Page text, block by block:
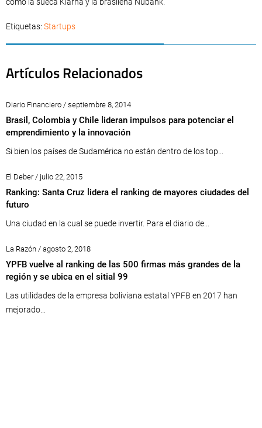
Etiquetas: Startups
Artículos Relacionados
Diario Financiero / septiembre 8, 2014
Brasil, Colombia y Chile lideran impulsos para potenciar el
emprendimiento y la innovación
Si bien los países de Sudamérica no están dentro de los top...
El Deber / julio 22, 2015
Ranking: Santa Cruz lidera el ranking de mayores ciudades del
futuro
Una ciudad en la cual se puede invertir. Para el diario de...
La Razón / agosto 2, 2018
YPFB vuelve al ranking de las 500 firmas más grandes de la
región y se ubica en el sitial 99
Las utilidades de la empresa boliviana estatal YPFB en 2017 han
mejorado...